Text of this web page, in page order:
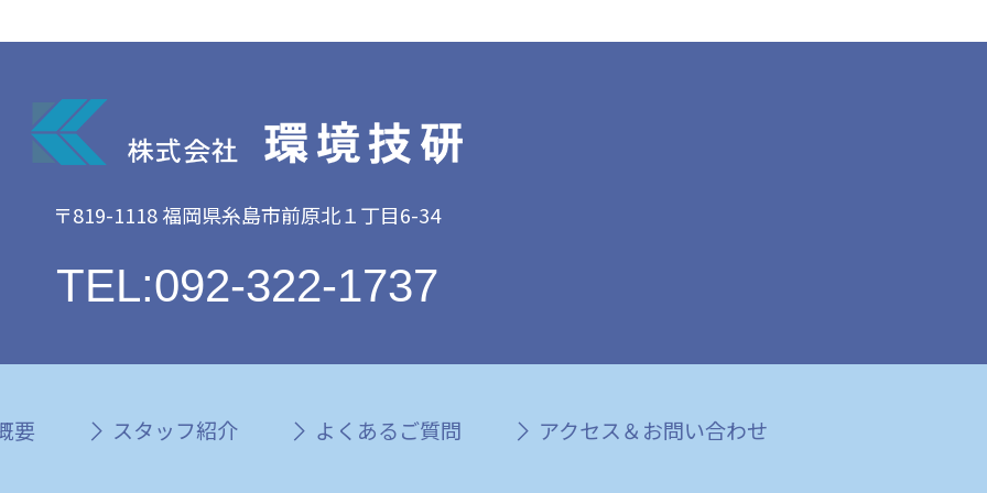
〒819-1118 福岡県糸島市前原北１丁目6-34
TEL:092-322-1737
要 スタッフ紹介 よくあるご質問 アクセス＆お問い合わせ